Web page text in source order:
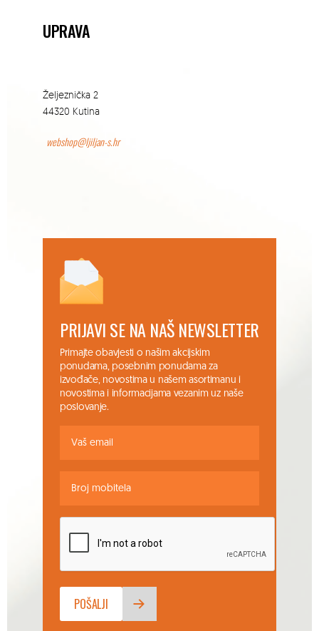
UPRAVA
Željeznička 2
44320 Kutina
webshop@ljiljan-s.hr
PRIJAVI SE NA NAŠ NEWSLETTER
Primajte obavjesti o našim akcijskim
ponudama, posebnim ponudama za
izvođače, novostima u našem asortimanu i
novostima i informacijama vezanim uz naše
poslovanje.